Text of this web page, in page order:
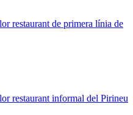
restaurant de primera línia de
restaurant informal del Pirineu